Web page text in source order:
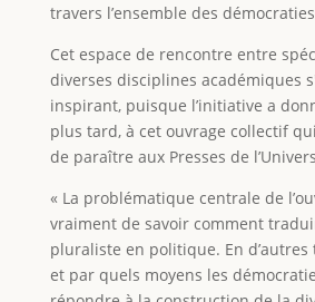
travers l’ensemble des
Cet espace de rencontre entre
diverses disciplines académiques
inspirant, puisque l’initiative a
plus tard, à cet ouvrage collectif
de paraître aux Presses de
« La problématique centrale de
vraiment de savoir comment
pluraliste en politique. En
et par quels moyens les